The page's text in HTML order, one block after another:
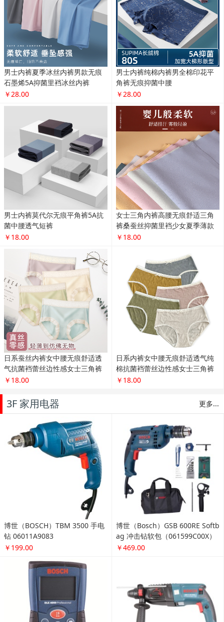
男士内裤夏季冰丝内裤男款无痕
石墨烯5A抑菌里裆冰丝内裤
￥28.00
男士内裤纯棉内裤男全棉印花平
角裤无痕抑菌中腰
￥28.00
男士内裤莫代尔无痕平角裤5A抗
菌中腰透气短裤
￥18.00
女士三角内裤高腰无痕舒适三角
裤桑蚕丝抑菌里裆少女夏季薄款
￥18.00
日系蚕丝内裤女中腰无痕舒适透
气抗菌裆蕾丝边性感女士三角裤
￥18.00
日系内裤女中腰无痕舒适透气纯
棉抗菌裆蕾丝边性感女士三角裤
￥18.00
更多...
3F 家用电器
博世（BOSCH）TBM 3500 手电
钻 06011A9083
￥199.00
博世（Bosch）GSB 600RE Softb
ag 冲击钻软包（061599C00X）
￥469.00